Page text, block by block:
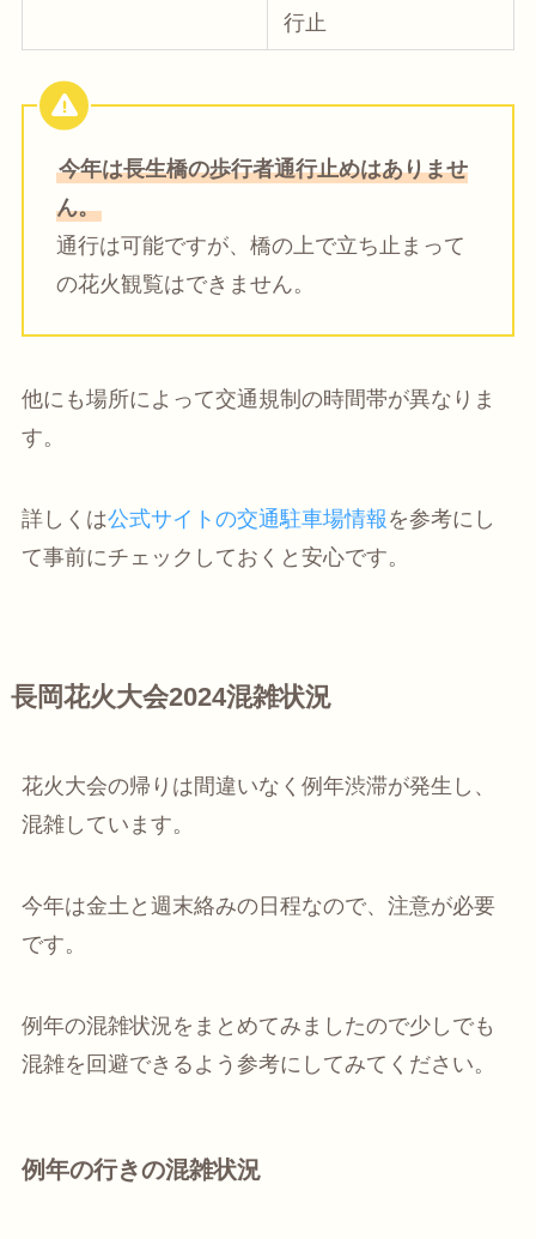
行止
今年は長生橋の歩行者通行止めはありませ
ん。
通行は可能ですが、橋の上で立ち止まって
の花火観覧はできません。
他にも場所によって交通規制の時間帯が異なりま
す。
詳しくは公式サイトの交通駐車場情報 を参考にし
て事前にチェックしておくと安心です。
長岡花火大会2024混雑状況
花火大会の帰りは間違いなく例年渋滞が発生し、
混雑しています。
今年は金土と週末絡みの日程なので、注意が必要
です。
例年の混雑状況をまとめてみましたので少しでも
混雑を回避できるよう参考にしてみてください。
例年の行きの混雑状況